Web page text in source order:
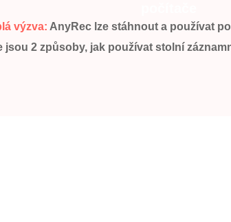
výzva: AnyRec lze stáhnout a používat
jsou 2 způsoby, jak používat stolní